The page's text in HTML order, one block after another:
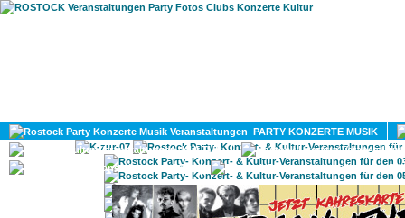
PARTY KONZERTE MUSIK
KULTUR
GAY